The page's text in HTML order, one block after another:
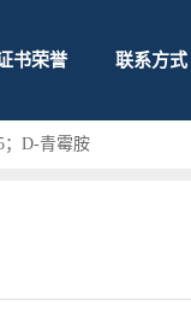
书荣誉 联系方式
；D-青霉胺